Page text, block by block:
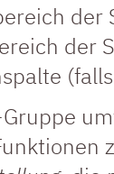
der
der